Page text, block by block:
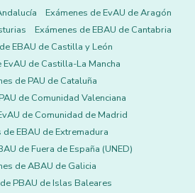
Exámenes de EvAU de Aragón
Exámenes de EBAU de Cantabria
EBAU de Castilla y León
EvAU de Castilla-La Mancha
de PAU de Cataluña
de Comunidad Valenciana
de Comunidad de Madrid
de EBAU de Extremadura
de Fuera de España (UNED)
de ABAU de Galicia
PBAU de Islas Baleares